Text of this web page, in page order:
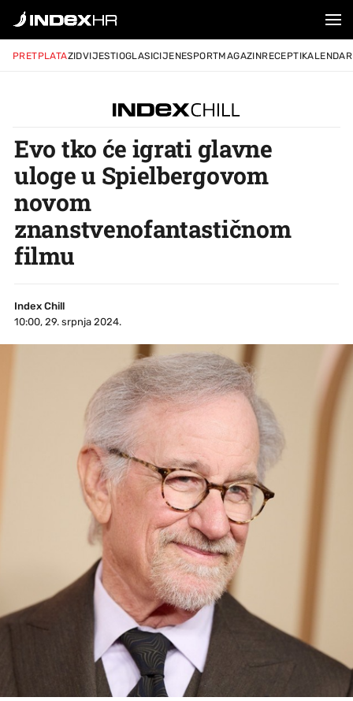
PRETPLATAZIDVIJESTIOGLASICIJENESPORTMAGAZINRECEPTIKALENDAR
Evo tko će igrati glavne
uloge u Spielbergovom
novom
znanstvenofantastičnom
filmu
Index Chill
10:00, 29. srpnja 2024.